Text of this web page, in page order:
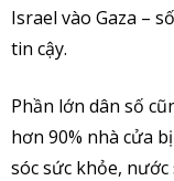
Israel vào Gaza –
tin cậy.
Phần lớn dân số
hơn 90% nhà cửa
sóc sức khỏe, nước